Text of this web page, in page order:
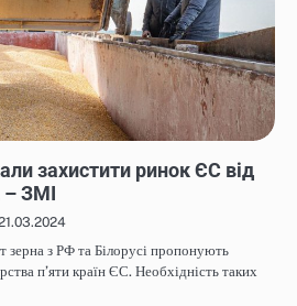
захистити ринок ЄС від
– ЗМІ
зерна з РФ та Білорусі пропонують
п’яти країн ЄС. Необхідність таких